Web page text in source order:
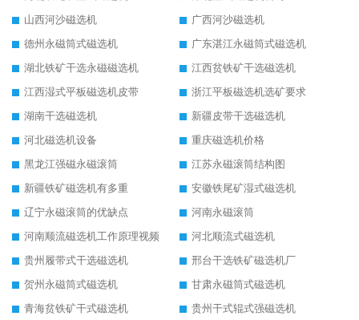
山西河沙磁选机
广西河沙磁选机
德州永磁筒式磁选机
广东湛江永磁筒式磁选机
湖北铁矿干选永磁磁选机
江西贫铁矿干选磁选机
江西湿式平板磁选机皮带
浙江平板磁选机选矿要求
湖南干选磁选机
新疆皮带干选磁选机
河北磁选机设备
重庆磁选机价格
黑龙江强磁永磁滚筒
江苏永磁滚筒结构图
新疆铁矿磁选机有多重
安徽铁尾矿湿式磁选机
辽宁永磁滚筒的优缺点
河南永磁滚筒
河南顺流磁选机工作原理视频
河北顺流式磁选机
贵州履带式干选磁选机
邢台干选铁矿磁选机厂
贺州永磁筒式磁选机
甘肃永磁筒式磁选机
青海贫铁矿干式磁选机
贵州干式辊式强磁选机